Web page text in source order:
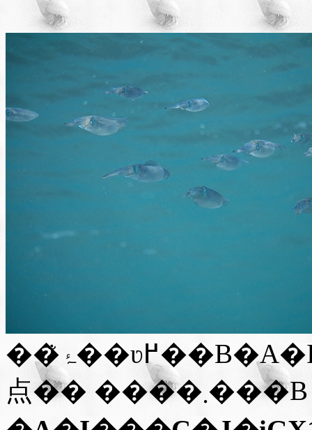
��ۂ̐��ʋ߂��B�A�I���C�J�̌Q��͑�D���Ȕ�ʑ̂ł����A�Ȃ��Ȃ��ʐ^���B�
点�� ����܂���B